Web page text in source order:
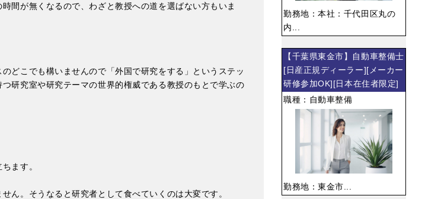
間が無くなるので、わざと教授への道を選ばない方もいま
どこでも構いませんので「外国で研究をする」というステッ
研究室や研究テーマの世界的権威である教授のもとで学ぶの
ます。
ん。そうなると研究者として食べていくのは大変です。
勤務地：本社：千代田区丸の
内...
【千葉県東金市】自動車整備士
[日産正規ディーラー][メーカー
研修参加OK][日本在住者限定]
職種：自動車整備
勤務地：東金市...